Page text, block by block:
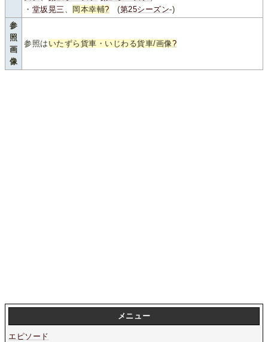
・ 堂坂晃三 、 岡本幸輔? (第25シーズン-)
参
照
画
像
参照は いたずら貨車・いじわる貨車/画像?
メニュー
エピソード